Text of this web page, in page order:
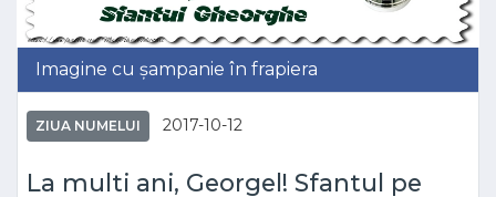
Imagine cu șampanie în frapiera
ZIUA NUMELUI 2017-10-12
La multi ani, Georgel! Sfantul pe